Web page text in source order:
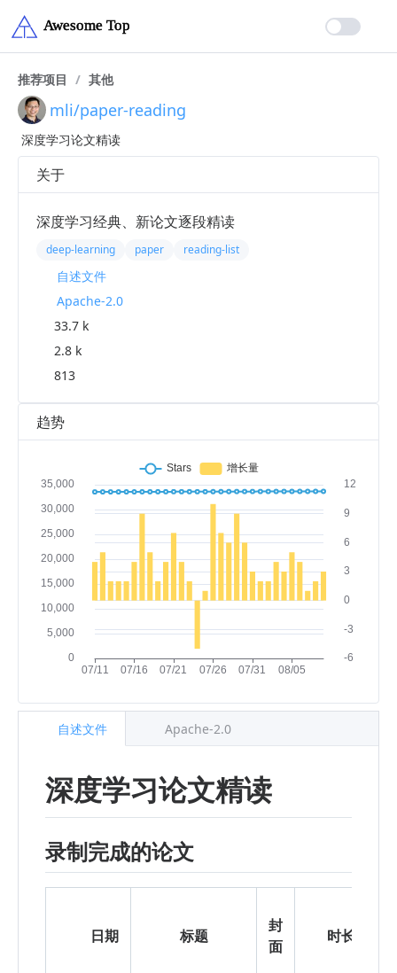
推荐项目 / 其他
mli/paper-reading
深度学习论文精读
趋势
深度学习论文精读
录制完成的论文
日期 标题
封
面
时长
自述文件 Apache-2.0
关于
深度学习经典、新论文逐段精读
deep-learning paper reading-list
自述文件
Apache-2.0
33.7 k
2.8 k
813